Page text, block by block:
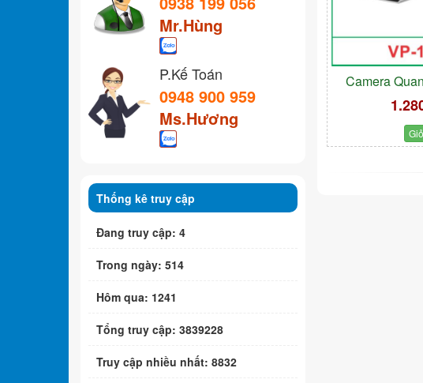
Camera
Mr.Hùng
P.Kế Toán
0948 900 959
Ms.Hương
Thống kê truy cập
Đang truy cập: 4
Trong ngày: 514
Hôm qua: 1241
Tổng truy cập: 3839228
Truy cập nhiều nhất: 8832